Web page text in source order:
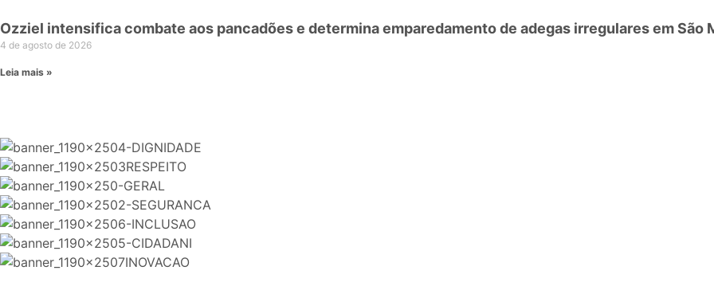
Ozziel intensifica combate aos pancadões e determina emparedamento de adegas irregulares em São
4 de agosto de 2026
Leia mais »